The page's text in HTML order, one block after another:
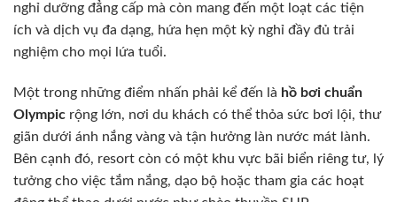
nghỉ dưỡng đẳng cấp mà còn mang đến một loạt các tiện
ích và dịch vụ đa dạng, hứa hẹn một kỳ nghỉ đầy đủ trải
nghiệm cho mọi lứa tuổi.
Một trong những điểm nhấn phải kể đến là hồ bơi chuẩn
Olympic rộng lớn, nơi du khách có thể thỏa sức bơi lội, thư
giãn dưới ánh nắng vàng và tận hưởng làn nước mát lành.
Bên cạnh đó, resort còn có một khu vực bãi biển riêng tư, lý
tưởng cho việc tắm nắng, dạo bộ hoặc tham gia các hoạt